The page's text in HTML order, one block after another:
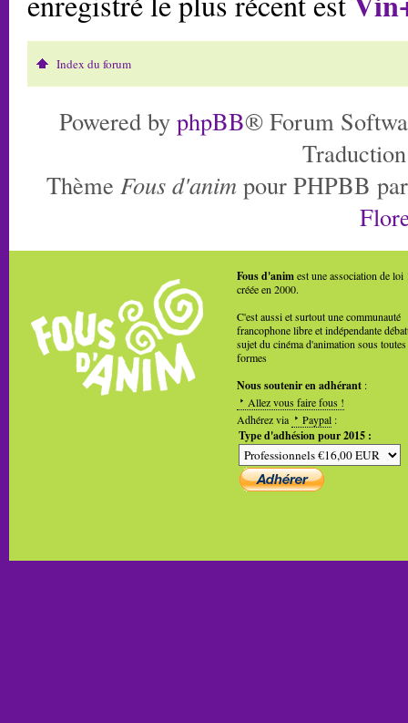
Index du forum
Powered by phpBB® Forum
Thème Fous d'anim pour PHPBB
Fous d'animest une association de loi
créée en 2000.
C'est aussi et surtout une communauté
francophone libre et indépendante
sujet du cinéma d'animation sous toutes
formes
Nous soutenir en adhérant :
Allez vous faire fous !
Adhérez via
Paypal :
Type d'adhésion pour 2015 :